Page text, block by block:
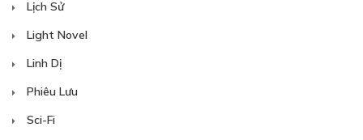
Lịch Sử
Light Novel
Linh Dị
Phiêu Lưu
Sci-Fi